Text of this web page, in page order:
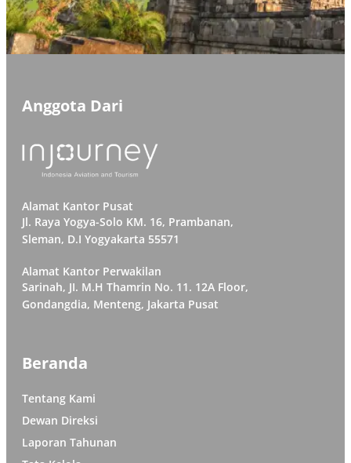
Anggota Dari
Alamat Kantor Pusat
Jl. Raya Yogya-Solo KM. 16, Prambanan,
Sleman, D.I Yogyakarta 55571
Alamat Kantor Perwakilan
Sarinah, JI. M.H Thamrin No. 11. 12A Floor,
Gondangdia, Menteng, Jakarta Pusat
Beranda
Tentang Kami
Dewan Direksi
Laporan Tahunan